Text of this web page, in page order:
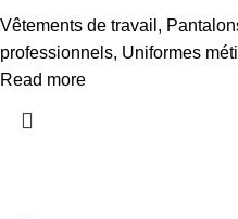
Vêtements de travail ,
professionnels, Uniformes
Read more